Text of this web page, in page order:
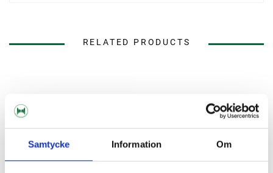
Samtycke Information Om
RELATED PRODUCTS